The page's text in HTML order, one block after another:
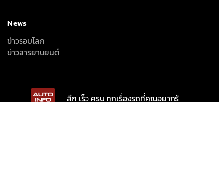
News
ข่าวรอบโลก
ข่าวสารยานยนต์
ลึก เร็ว ครบ ทุกเรื่องรถที่คุณอยากรู้